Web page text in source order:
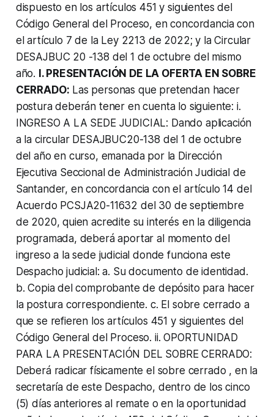
dispuesto en los artículos 451 y siguientes del
Código General del Proceso, en concordancia con
el artículo 7 de la Ley 2213 de 2022; y la Circular
DESAJBUC 20 -138 del 1 de octubre del mismo
año. I. PRESENTACIÓN DE LA OFERTA EN SOBRE
CERRADO: Las personas que pretendan hacer
postura deberán tener en cuenta lo siguiente: i.
INGRESO A LA SEDE JUDICIAL: Dando aplicación
a la circular DESAJBUC20-138 del 1 de octubre
del año en curso, emanada por la Dirección
Ejecutiva Seccional de Administración Judicial de
Santander, en concordancia con el artículo 14 del
Acuerdo PCSJA20-11632 del 30 de septiembre
de 2020, quien acredite su interés en la diligencia
programada, deberá aportar al momento del
ingreso a la sede judicial donde funciona este
Despacho judicial: a. Su documento de identidad.
b. Copia del comprobante de depósito para hacer
la postura correspondiente. c. El sobre cerrado a
que se refieren los artículos 451 y siguientes del
Código General del Proceso. ii. OPORTUNIDAD
PARA LA PRESENTACIÓN DEL SOBRE CERRADO:
Deberá radicar físicamente el sobre cerrado , en la
secretaría de este Despacho, dentro de los cinco
(5) días anteriores al remate o en la oportunidad